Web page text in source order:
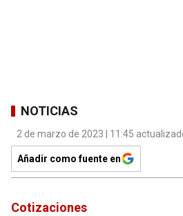
NOTICIAS
2 de marzo de 2023 | 11:45
Añadir como fuente en
Cotizaciones